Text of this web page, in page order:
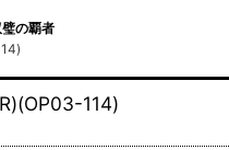
の覇者
114)